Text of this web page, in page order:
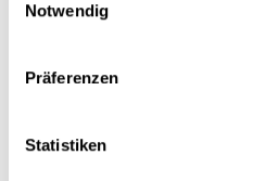
Notwendig
Präferenzen
Statistiken
Anmerkungen zum Inhalt